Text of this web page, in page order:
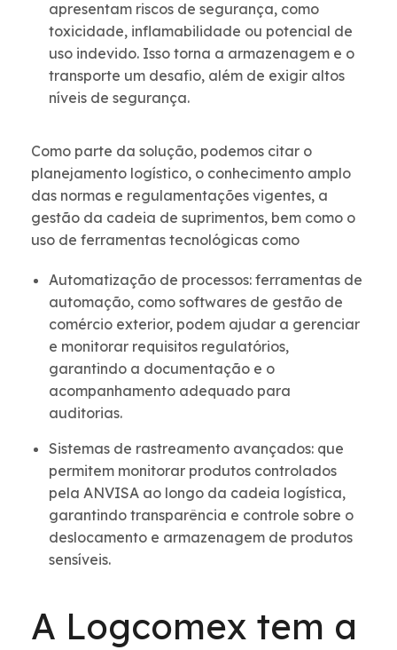
apresentam riscos de segurança, como
toxicidade, inflamabilidade ou potencial de
uso indevido. Isso torna a armazenagem e o
transporte um desafio, além de exigir altos
níveis de segurança.
Como parte da solução, podemos citar o
planejamento logístico, o conhecimento amplo
das normas e regulamentações vigentes, a
gestão da cadeia de suprimentos, bem como o
uso de ferramentas tecnológicas como
Automatização de processos: ferramentas de
automação, como softwares de gestão de
comércio exterior, podem ajudar a gerenciar
e monitorar requisitos regulatórios,
garantindo a documentação e o
acompanhamento adequado para
auditorias.
Sistemas de rastreamento avançados: que
permitem monitorar produtos controlados
pela ANVISA ao longo da cadeia logística,
garantindo transparência e controle sobre o
deslocamento e armazenagem de produtos
sensíveis.
A Logcomex tem a